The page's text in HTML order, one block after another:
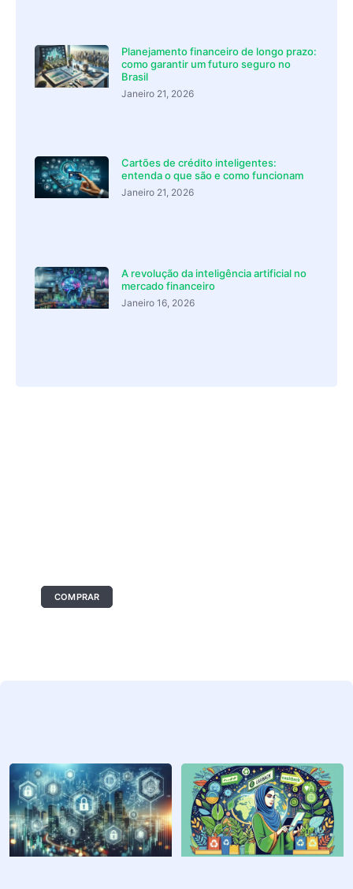
Planejamento financeiro de longo prazo:
como garantir um futuro seguro no
Brasil
Janeiro 21, 2026
Cartões de crédito inteligentes:
entenda o que são e como funcionam
Janeiro 21, 2026
A revolução da inteligência artificial no
mercado financeiro
Janeiro 16, 2026
COMPRAR